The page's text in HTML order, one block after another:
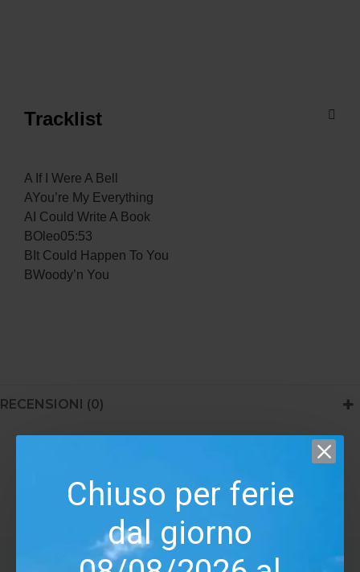
Chiuso per ferie
dal giorno
Tracklist
A If I Were A Bell
AYou’re My Everything
AI Could Write A Book
BOleo05:53
BIt Could Happen To You
BWoody’n You
RECENSIONI (0)